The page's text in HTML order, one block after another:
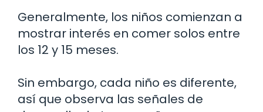
Generalmente, los niños comienzan a
mostrar interés en comer solos entre
los 12 y 15 meses.
Sin embargo, cada niño es diferente,
así que observa las señales de